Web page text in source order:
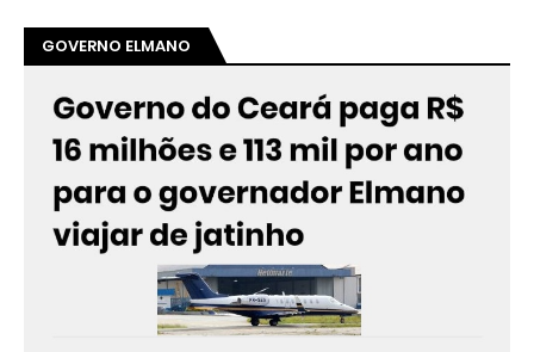
GOVERNO ELMANO